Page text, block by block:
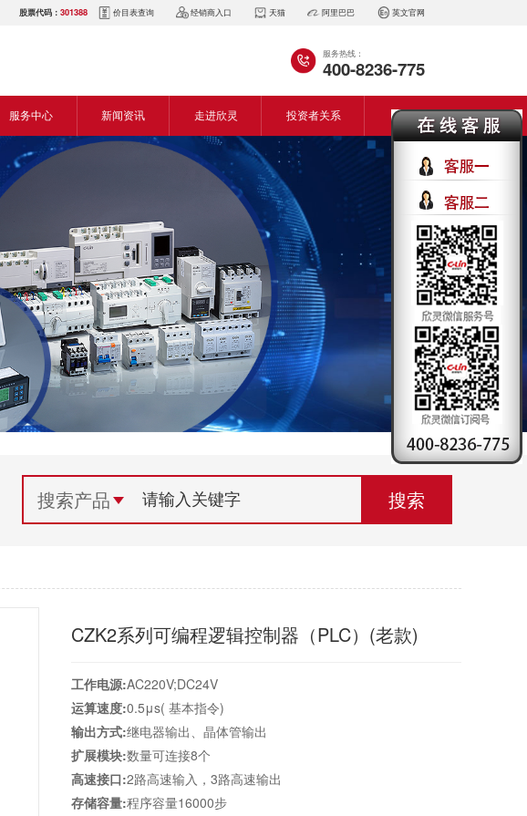
价目表查询 经销商入口 天猫 阿里巴巴 英文官网
股票代码：301388
服务热线：
400-8236-775
服务中心
营销网络
电商平台
下载中心
视频中心
电气百科
常见问题
技术支持
新闻资讯
展会资讯
电气百科
常见问答
走进欣灵
企业简介
董事长致词
企业风采
专利证书
生产设备
荣誉资质
组织机构
联系欣灵
投资者关系
CZK2系列可编程逻辑控制器（PLC）(老款)
工作电源:AC220V;DC24V
运算速度:0.5μs( 基本指令)
输出方式:继电器输出、晶体管输出
扩展模块:数量可连接8个
高速接口:2路高速输入，3路高速输出
存储容量:程序容量16000步